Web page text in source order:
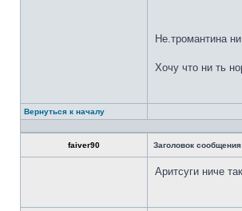
Не.тромантина
Хочу что ни ть
Вернуться к началу
faiver90 Заголовок
Аритсуги ниче